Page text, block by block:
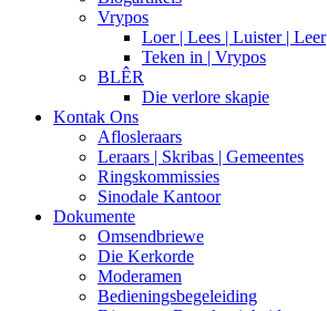
Vrypos
Loer | Lees | Luister | Leer
Teken in | Vrypos
BLÊR
Die verlore skapie
Kontak Ons
Aflosleraars
Leraars | Skribas | Gemeentes
Ringskommissies
Sinodale Kantoor
Dokumente
Omsendbriewe
Die Kerkorde
Moderamen
Bedieningsbegeleiding